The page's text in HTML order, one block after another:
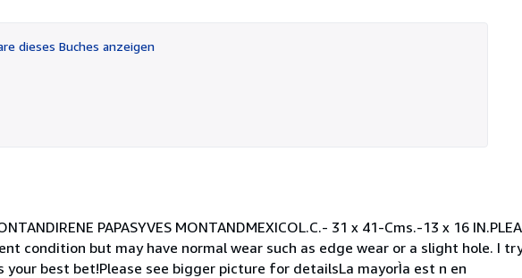
Sternen
dieses Buches anzeigen
PAPASYVES MONTANDMEXICOL.C.- 31 x 41-Cms.-13 x 16
condition but may have normal wear such as edge wear or a slight hole. I
best bet!Please see bigger picture for detailsLa mayorÌa est n en